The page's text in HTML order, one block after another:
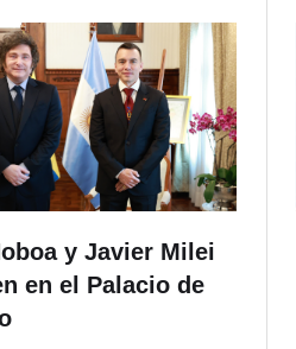
y Javier Milei
en el Palacio de